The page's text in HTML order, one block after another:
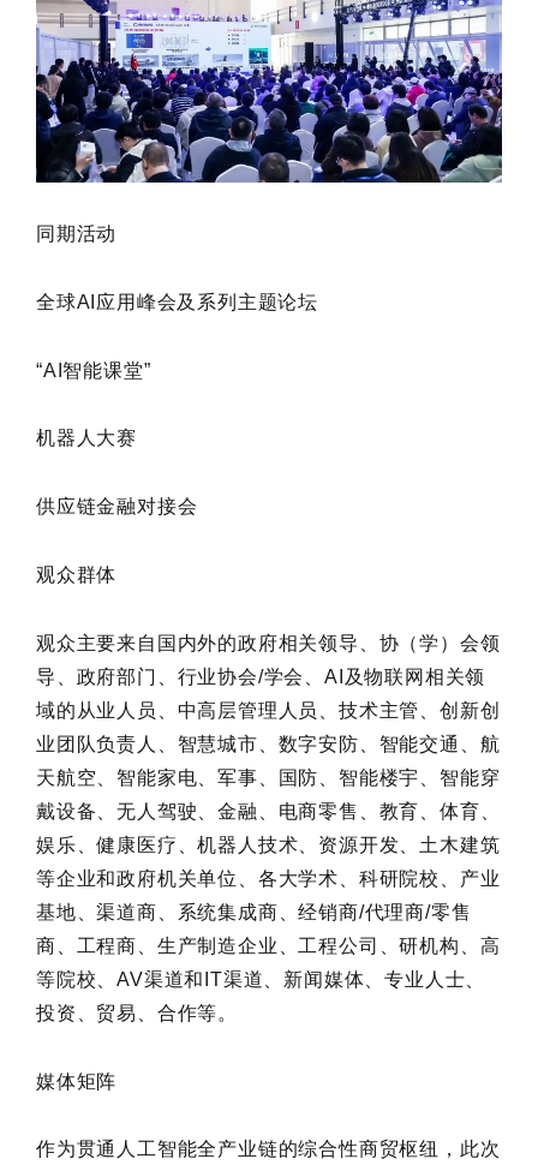
同期活动
全球AI应用峰会及系列主题论坛
“AI智能课堂”
机器人大赛
供应链金融对接会
观众群体
观众主要来自国内外的政府相关领导、协（学）会领
导、政府部门、行业协会/学会、AI及物联网相关领
域的从业人员、中高层管理人员、技术主管、创新创
业团队负责人、智慧城市、数字安防、智能交通、航
天航空、智能家电、军事、国防、智能楼宇、智能穿
戴设备、无人驾驶、金融、电商零售、教育、体育、
娱乐、健康医疗、机器人技术、资源开发、土木建筑
等企业和政府机关单位、各大学术、科研院校、产业
基地、渠道商、系统集成商、经销商/代理商/零售
商、工程商、生产制造企业、工程公司、研机构、高
等院校、AV渠道和IT渠道、新闻媒体、专业人士、
投资、贸易、合作等。
媒体矩阵
作为贯通人工智能全产业链的综合性商贸枢纽，此次